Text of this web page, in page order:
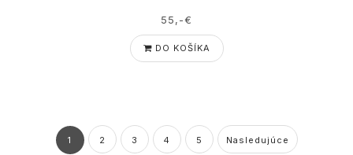
55,-€
DO KOŠÍKA
1 2 3 4 5 Nasledujúce